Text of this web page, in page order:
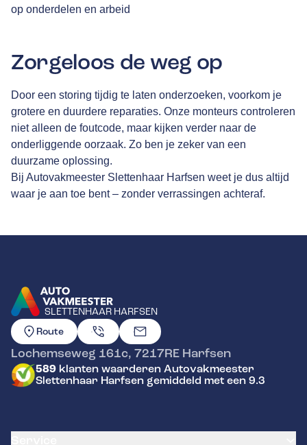
op onderdelen en arbeid
Zorgeloos de weg op
Door een storing tijdig te laten onderzoeken, voorkom je
grotere en duurdere reparaties. Onze monteurs controleren
niet alleen de foutcode, maar kijken verder naar de
onderliggende oorzaak. Zo ben je zeker van een
duurzame oplossing.
Bij Autovakmeester Slettenhaar Harfsen weet je dus altijd
waar je aan toe bent – zonder verrassingen achteraf.
SLETTENHAAR HARFSEN
GA NAAR DE HOMEPAGINA
Route
Lochemseweg 161c, 7217RE Harfsen
589 klanten waarderen Autovakmeester
Slettenhaar Harfsen gemiddeld met een 9.3